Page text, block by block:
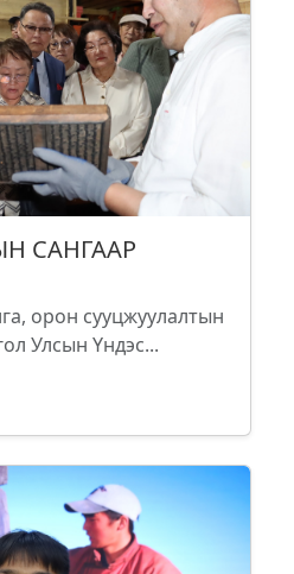
САНГААР
орон сууцжуулалтын
Улсын Үндэс...